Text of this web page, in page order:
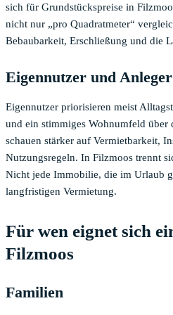
sich für Grundstückspreise in
nicht nur „pro Quadratmeter“
Bebaubarkeit, Erschließung und die
Eigennutzer und
Eigennutzer priorisieren meist
und ein stimmiges Wohnumfeld über
schauen stärker auf Vermietbarkeit,
Nutzungsregeln. In Filzmoos trennt
Nicht jede Immobilie, die im Urlaub
langfristigen Vermietung.
Für wen eignet sich
Filzmoos
Familien